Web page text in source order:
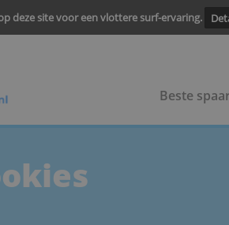
op deze site voor een vlottere surf-